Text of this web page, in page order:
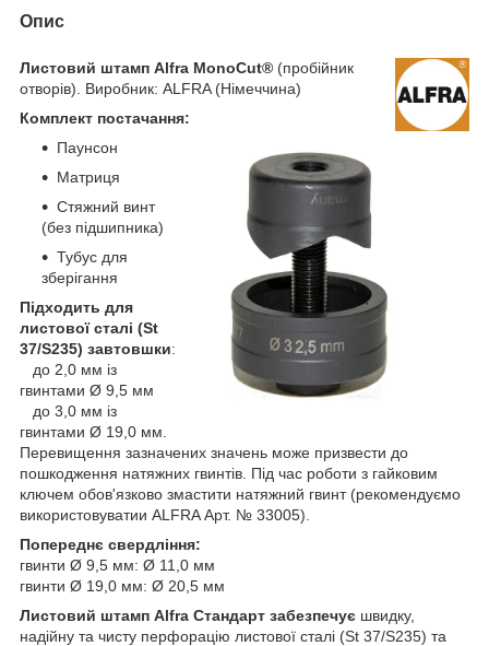
Опис
Листовий штамп Alfra MonoCut® (пробійник
отворів). Виробник: ALFRA (Німеччина)
Комплект постачання:
Паунсон
Матриця
Стяжний винт
(без підшипника)
Тубус для
зберігання
Підходить для
листової сталі (St
37/S235) завтовшки:
до 2,0 мм із
гвинтами Ø 9,5 мм
до 3,0 мм із
гвинтами Ø 19,0 мм.
Перевищення зазначених значень може призвести до
пошкодження натяжних гвинтів. Під час роботи з гайковим
ключем обов'язково змастити натяжний гвинт (рекомендуємо
використовуватии ALFRA Арт. № 33005).
Попереднє свердління:
гвинти Ø 9,5 мм: Ø 11,0 мм
гвинти Ø 19,0 мм: Ø 20,5 мм
Листовий штамп Alfra Стандарт забезпечує швидку,
надійну та чисту перфорацію листової сталі (St 37/S235) та